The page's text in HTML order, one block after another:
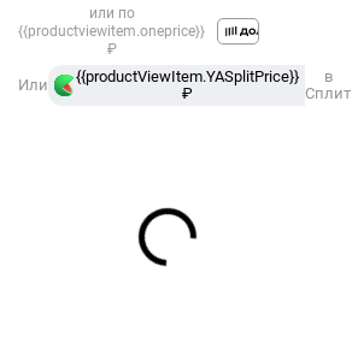
или по
{{productviewitem.oneprice}}
₽
Или
{{productViewItem.YASplitPrice}}
₽
в
Сплит